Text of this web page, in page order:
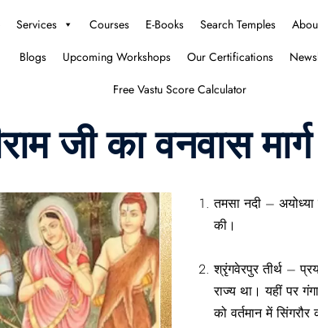
Services Courses E-Books Search Temples
Blogs
Upcoming Workshops Our Certifications
Free Vastu Score Calculator
जी का वनवास मार्ग
तमसा नदी –
की।
श्रृंगवेरपुर तीर्थ –
राज्य था। यहीं पर
को वर्तमान में सिंगरौर